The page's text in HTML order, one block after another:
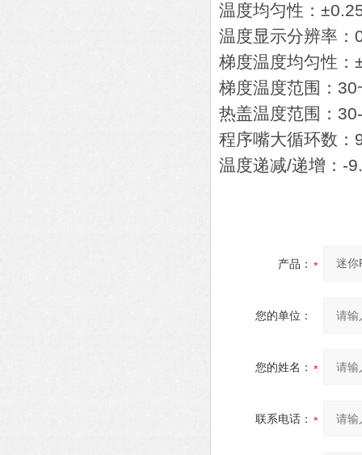
温度均匀性：
温度显示分辨
梯度温度均匀
梯度温度范围
热盖温度范围
程序嘴大循环
温度递减/递增：
产品：
您的单位：
您的姓名：
联系电话：